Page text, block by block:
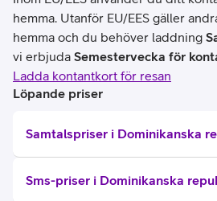
hemma. Utanför EU/EES gäller
hemma och du behöver laddning
vi erbjuda Semestervecka för
Ladda kontantkort för resan
Löpande priser
Samtalspriser i Dominikanska
Sms-priser i Dominikanska